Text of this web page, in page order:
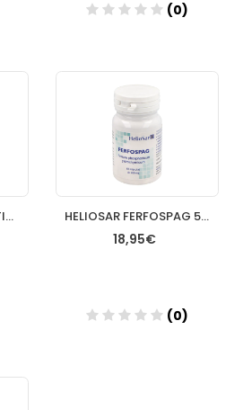
(0)
Añadir
OPOBALSAM REPARATIUM GOTAS 50ML HELIOSAR HELIOSAR FERFOSPAG 500MG 60CA
18,95€
(0)